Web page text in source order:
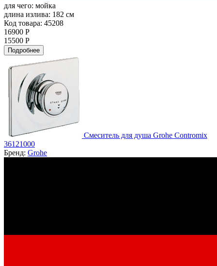
для чего: мойка
длина излива: 182 см
Код товара: 45208
16900 Р
15500 Р
Подробнее
Смеситель для душа Grohe Contromix
36121000
Бренд: Grohe